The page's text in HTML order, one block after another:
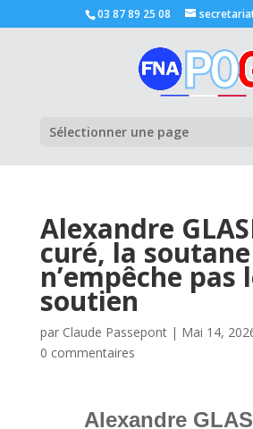
03 87 89 25 08
Sélectionner une page
Alexandre
curé, la soutane
n’empêche pas
soutien
par Claude Passepont| Mai 14,
0 commentaires
Alexandre